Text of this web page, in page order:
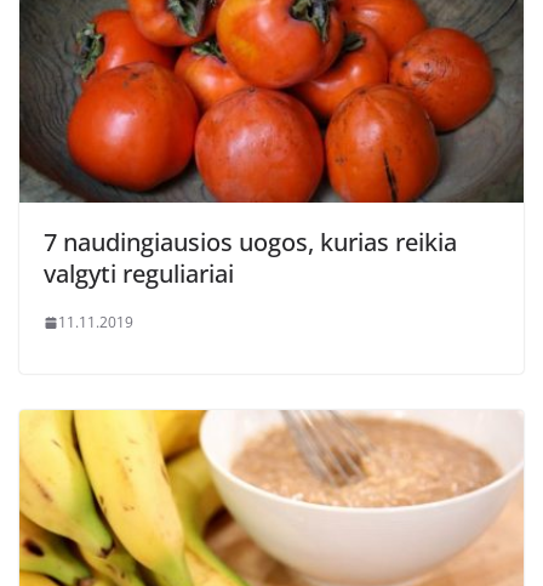
7 naudingiausios uogos, kurias reikia
valgyti reguliariai
11.11.2019